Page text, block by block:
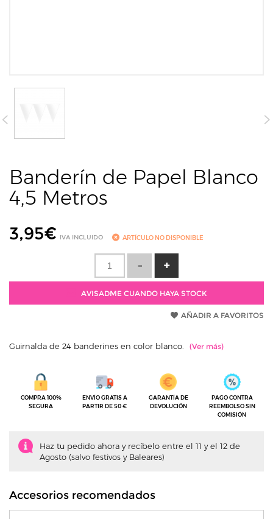
Banderín de Papel Blanco
4,5 Metros
3,95€ IVA INCLUIDO ARTÍCULO NO DISPONIBLE
AVISADME CUANDO HAYA STOCK
AÑADIR A FAVORITOS
Guirnalda de 24 banderines en color blanco.
COMPRA 100%
SEGURA
ENVÍO GRATIS A
PARTIR DE 50 €
GARANTÍA DE
DEVOLUCIÓN
PAGO CONTRA
REEMBOLSO SIN
COMISIÓN
Haz tu pedido ahora y recíbelo entre el 11 y el 12 de
Agosto (salvo festivos y Baleares)
Accesorios recomendados